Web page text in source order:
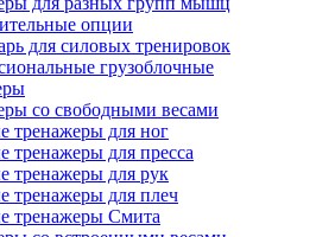
опции
для силовых тренировок
грузоблочные
со свободными весами
тренажеры для ног
тренажеры для пресса
тренажеры для рук
тренажеры для плеч
тренажеры Смита